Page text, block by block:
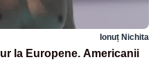
Ionuț Nichita
la Europene. Americanii